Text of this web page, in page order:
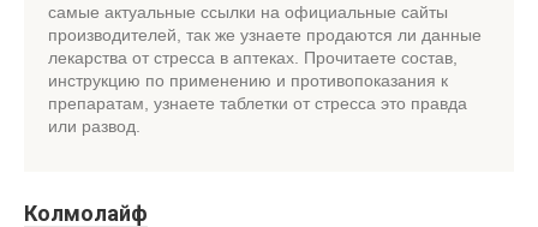
самые актуальные ссылки на официальные сайты
производителей, так же узнаете продаются ли данные
лекарства от стресса в аптеках. Прочитаете состав,
инструкцию по применению и противопоказания к
препаратам, узнаете таблетки от стресса это правда
или развод.
Колмолайф